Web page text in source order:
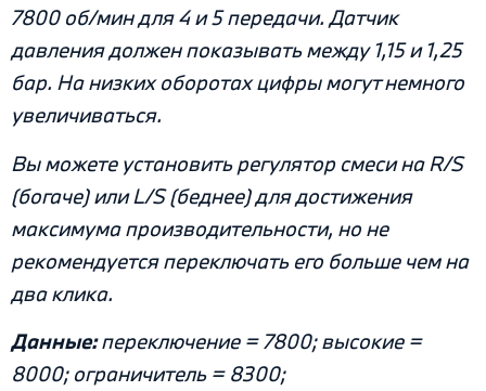
7800 об/мин для 4 и 5 передачи. Датчик
давления должен показывать между 1,15 и 1,25
бар. На низких оборотах цифры могут немного
увеличиваться.
Вы можете установить регулятор смеси на R/S
(богаче) или L/S (беднее) для достижения
максимума производительности, но не
рекомендуется переключать его больше чем на
два клика.
Данные:переключение = 7800; высокие =
8000; ограничитель = 8300;